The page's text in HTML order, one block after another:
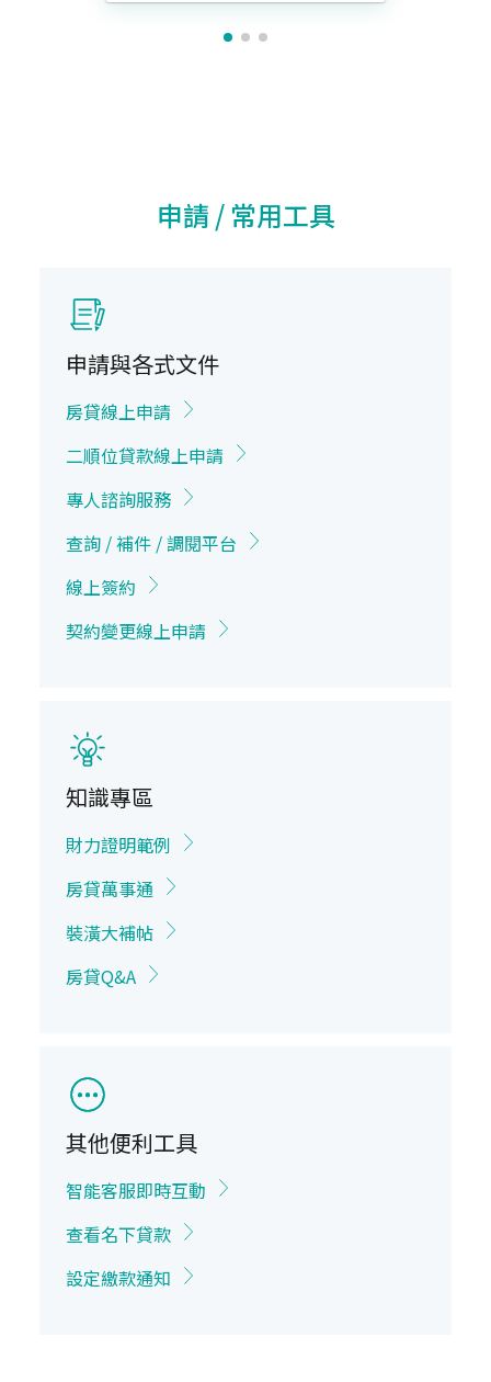
申請 / 常用工具
申請與各式文件
房貸線上申請
二順位貸款線上申請
專人諮詢服務
查詢 / 補件 / 調閱平台
線上簽約
契約變更線上申請
知識專區
財力證明範例
房貸萬事通
裝潢大補帖
房貸Q&A
其他便利工具
智能客服即時互動
查看名下貸款
設定繳款通知